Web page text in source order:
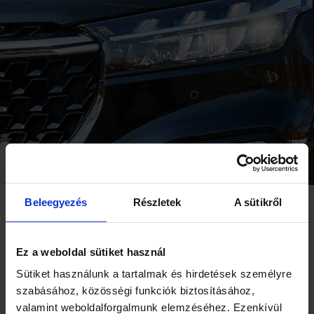
Beleegyezés Részletek A sütikről
Ez a weboldal sütiket használ
Sütiket használunk a tartalmak és hirdetések személyre
szabásához, közösségi funkciók biztosításához,
valamint weboldalforgalmunk elemzéséhez. Ezenkívül
HÍREK
VÁLLALAT
SAJTÓSZOBA
35 ÉV
AUTO
MOTOR
BEMUTATKOZIK A
MEGÚJULT SWIFT
A Suzuki a 87. nemzetközi Genfi